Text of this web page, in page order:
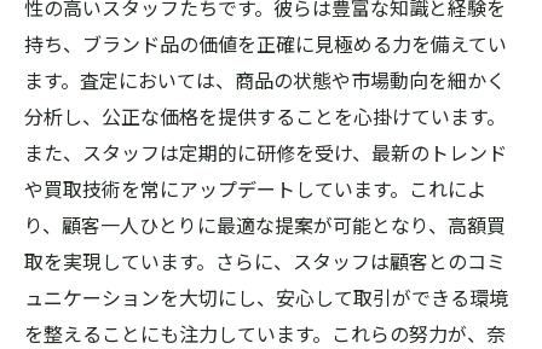
性の高いスタッフたちです。彼らは豊富な知識と経験を
持ち、ブランド品の価値を正確に見極める力を備えてい
ます。査定においては、商品の状態や市場動向を細かく
分析し、公正な価格を提供することを心掛けています。
また、スタッフは定期的に研修を受け、最新のトレンド
や買取技術を常にアップデートしています。これによ
り、顧客一人ひとりに最適な提案が可能となり、高額買
取を実現しています。さらに、スタッフは顧客とのコミ
ュニケーションを大切にし、安心して取引ができる環境
を整えることにも注力しています。これらの努力が、奈